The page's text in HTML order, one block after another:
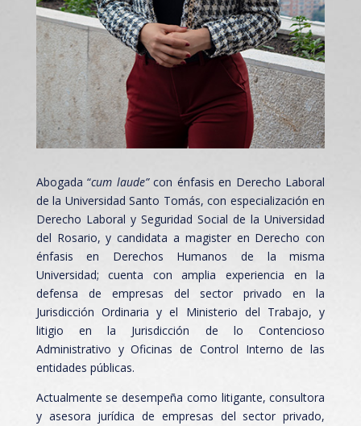
Abogada “cum laude”con énfasis en Derecho Laboral
de la Universidad Santo Tomás, con especialización en
Derecho Laboral y Seguridad Social de la Universidad
del Rosario, y candidata a magister en Derecho con
énfasis en Derechos Humanos de la misma
Universidad; cuenta con amplia experiencia en la
defensa de empresas del sector privado en la
Jurisdicción Ordinaria y el Ministerio del Trabajo, y
litigio en la Jurisdicción de lo Contencioso
Administrativo y Oficinas de Control Interno de las
entidades públicas.
Actualmente se desempeña como litigante, consultora
y asesora jurídica de empresas del sector privado,